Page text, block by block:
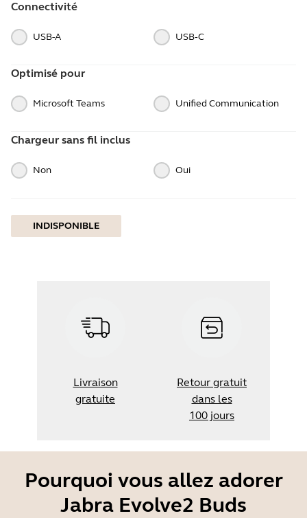
Connectivité
USB-A USB‑C
Optimisé pour
Microsoft Teams Unified Communication
Chargeur sans fil inclus
Non Oui
INDISPONIBLE
Livraison
gratuite
Retour gratuit
dans les
100 jours
Pourquoi vous allez adorer
Jabra Evolve2 Buds